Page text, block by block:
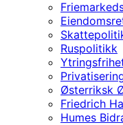
Ruspolitikk
Østerriksk
Friedrich
Humes